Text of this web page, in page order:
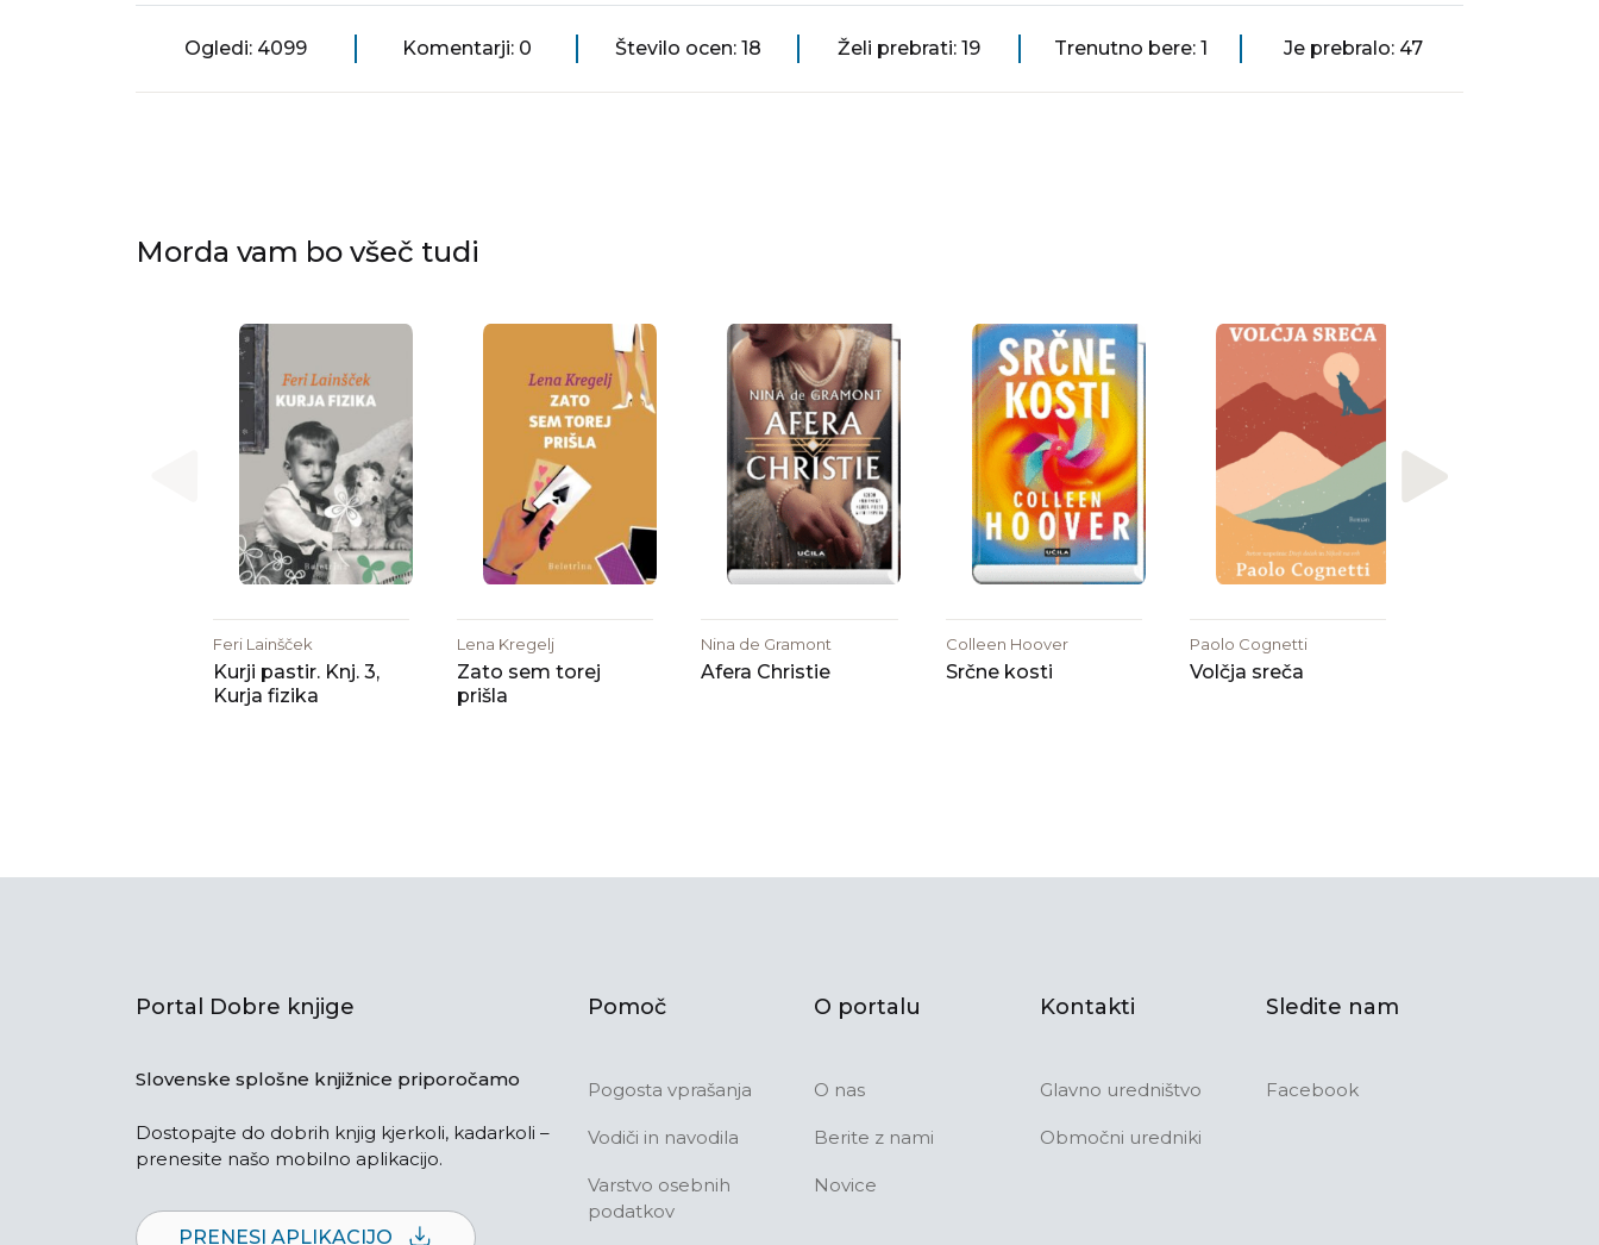
Ogledi: 4099 Komentarji: 0 Število ocen: 18 Želi prebrati: 19 Trenutno bere: 1 Je prebralo: 47
Morda vam bo všeč tudi
Feri Lainšček
Kurji pastir. Knj. 3,
Kurja fizika
Lena Kregelj
Zato sem torej
prišla
Nina de Gramont
Afera Christie
Colleen Hoover
Srčne kosti
Paolo Cognetti
Volčja sreča
Portal Dobre knjige
Slovenske splošne knjižnice priporočamo
Dostopajte do dobrih knjig kjerkoli, kadarkoli –
prenesite našo mobilno aplikacijo.
PRENESI APLIKACIJO
Pomoč
Pogosta vprašanja
Vodiči in navodila
Varstvo osebnih
podatkov
O portalu
O nas
Berite z nami
Novice
Kontakti
Glavno uredništvo
Območni uredniki
Sledite nam
Facebook